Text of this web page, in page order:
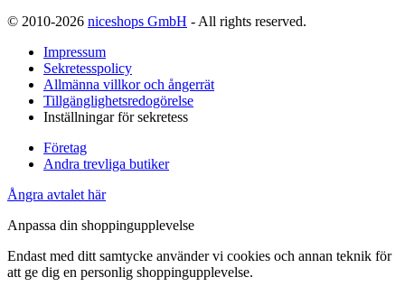
© 2010-2026 niceshops GmbH - All rights reserved.
Impressum
Sekretesspolicy
Allmänna villkor och ångerrät
Tillgänglighetsredogörelse
Inställningar för sekretess
Företag
Andra trevliga butiker
Ångra avtalet här
Anpassa din shoppingupplevelse
Endast med ditt samtycke använder vi cookies och annan teknik för
att ge dig en personlig shoppingupplevelse.